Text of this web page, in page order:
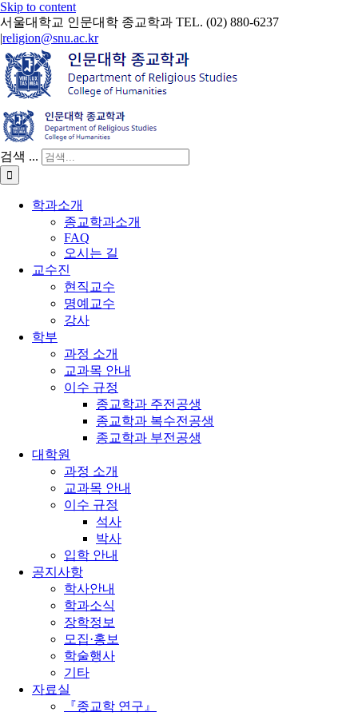
Skip to content
서울대학교 인문대학 종교학과 TEL. (02) 880-6237
|religion@snu.ac.kr
검색 ...
학과소개
종교학과소개
FAQ
오시는 길
교수진
현직교수
명예교수
강사
학부
과정 소개
교과목 안내
이수 규정
종교학과 주전공생
종교학과 복수전공생
종교학과 부전공생
대학원
과정 소개
교과목 안내
이수 규정
석사
박사
입학 안내
공지사항
학사안내
학과소식
장학정보
모집·홍보
학술행사
기타
자료실
『종교학 연구』